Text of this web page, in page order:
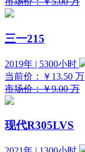
三一215
2019年 | 5300小时
当前价：
￥13.50 万
市场价：￥9.00 万
现代R305LVS